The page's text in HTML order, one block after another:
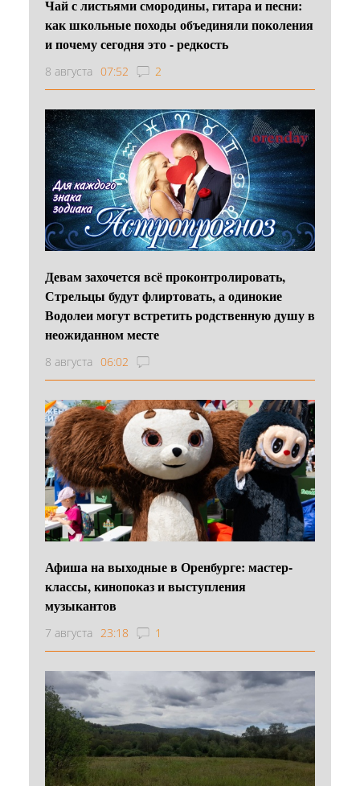
Чай с листьями смородины, гитара и песни:
как школьные походы объединяли поколения
и почему сегодня это - редкость
8 августа 07:52 2
Девам захочется всё проконтролировать,
Стрельцы будут флиртовать, а одинокие
Водолеи могут встретить родственную душу в
неожиданном месте
8 августа 06:02
Афиша на выходные в Оренбурге: мастер-
классы, кинопоказ и выступления
музыкантов
7 августа 23:18 1